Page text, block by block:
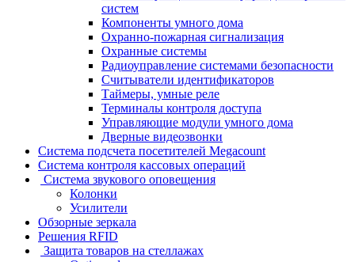
систем
Компоненты умного дома
Охранно-пожарная сигнализация
Охранные системы
Радиоуправление системами безопасности
Считыватели идентификаторов
Таймеры, умные реле
Терминалы контроля доступа
Управляющие модули умного дома
Дверные видеозвонки
Система подсчета посетителей Megacount
Система контроля кассовых операций
Система звукового оповещения
Колонки
Усилители
Обзорные зеркала
Решения RFID
Защита товаров на стеллажах